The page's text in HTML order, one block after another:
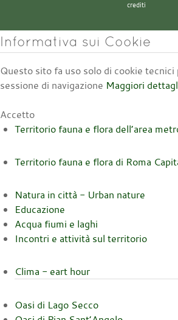
crediti
Informativa sui Cookie
Questo sito fa uso solo di cookie tecnici
sessione di navigazione Maggiori
Accetto
Territorio fauna e flora dell’area
Territorio fauna e flora di Roma
Natura in città - Urban nature
Educazione
Acqua fiumi e laghi
Incontri e attività sul territorio
Clima - eart hour
Oasi di Lago Secco